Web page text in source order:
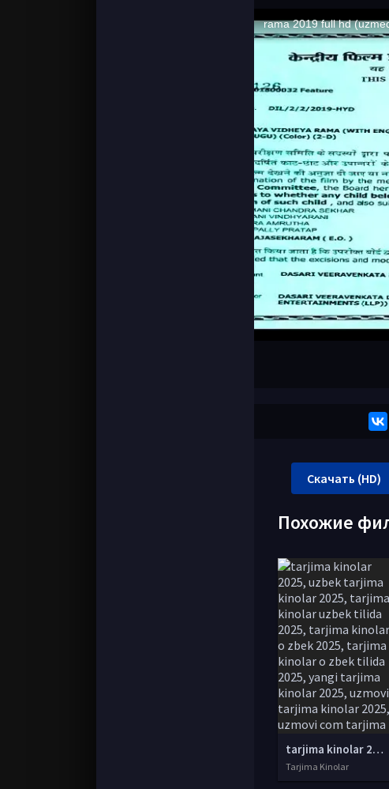
Скачать (HD)
Похожие
tarjima kinolar 2025, uzbek tarjima kinolar 2025, tarjima kinolar uzbek tilida 2025, tarjima kinolar o zbek 2025, tarjima kinolar o zbek tilida 2025, yangi tarjima kinolar 2025, uzmovi tarjima kinolar 2025, uzmovi com tarjima kinolar 2025, uzbekcha t
Tarjima Kinolar